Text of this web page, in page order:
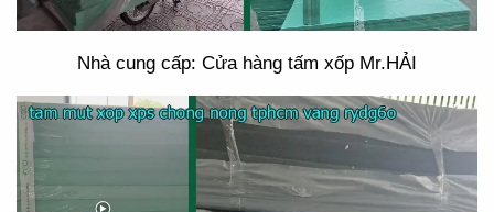
Nhà cung cấp: Cửa hàng tấm xốp Mr.HẢI